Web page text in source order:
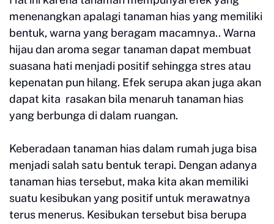
menenangkan apalagi tanaman hias yang memiliki
bentuk, warna yang beragam macamnya.. Warna
hijau dan aroma segar tanaman dapat membuat
suasana hati menjadi positif sehingga stres atau
kepenatan pun hilang. Efek serupa akan juga akan
dapat kita rasakan bila menaruh tanaman hias
yang berbunga di dalam ruangan.
Keberadaan tanaman hias dalam rumah juga bisa
menjadi salah satu bentuk terapi. Dengan adanya
tanaman hias tersebut, maka kita akan memiliki
suatu kesibukan yang positif untuk merawatnya
terus menerus. Kesibukan tersebut bisa berupa